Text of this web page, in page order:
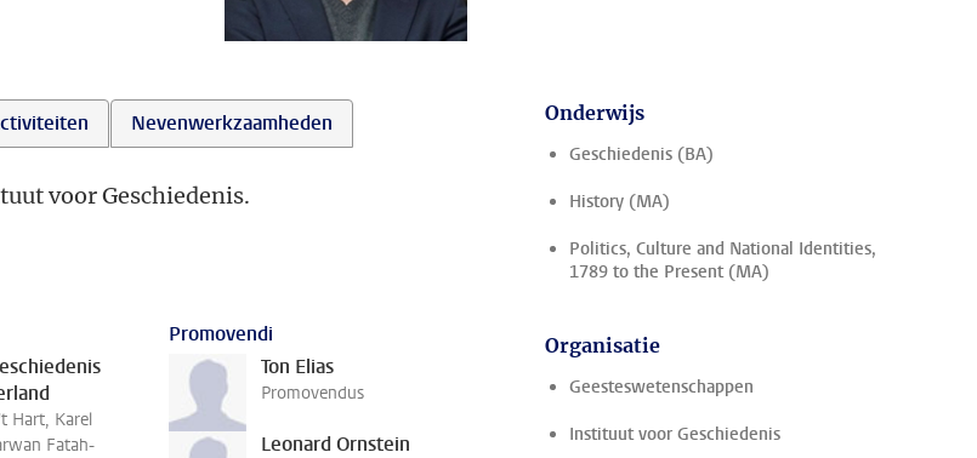
Nevenwerkzaamheden
voor Geschiedenis.
Hart, Karel
Fatah-
Promovendi
Ton Elias
Promovendus
Leonard Ornstein
Onderwijs
Geschiedenis (BA)
History (MA)
Politics, Culture and National Identities,
1789 to the Present (MA)
Organisatie
Geesteswetenschappen
Instituut voor Geschiedenis